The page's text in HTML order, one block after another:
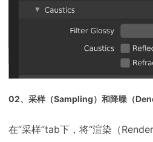
02、采样（Sampling）和降噪（
在“采样”tab下，将“渲染（